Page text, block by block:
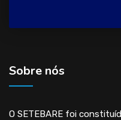
Sobre nós
O SETEBARE foi